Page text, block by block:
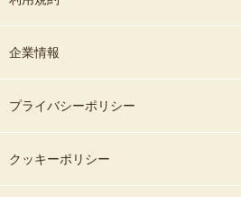
企業情報
プライバシーポリシー
クッキーポリシー